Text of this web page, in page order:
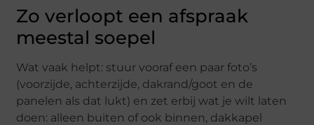
Zo verloopt een afspraak
meestal soepel
Wat vaak helpt: stuur vooraf een paar foto’s
(voorzijde, achterzijde, dakrand/goot en de
panelen als dat lukt) en zet erbij wat je wilt laten
doen: alleen buiten of ook binnen, dakkapel